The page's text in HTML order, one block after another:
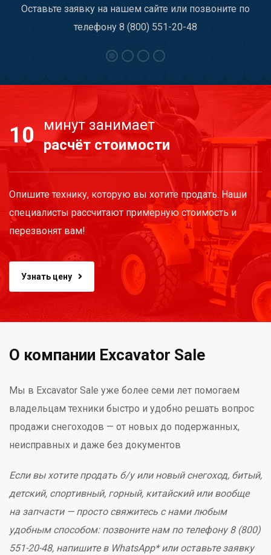
Оставьте заявку на нашем сайте или позвоните по
телефону 8 (800) 551-20-48
10
минут занимает
расчёт стоимости
Опишите технику, которую вы хотите продать. Наши
специалисты рассчитают примерную стоимость и
перезвонят вам!
Узнать цену
О компании Excavator Sale
Мы в Excavator Sale уже более семи лет помогаем
владельцам техники быстро и удобно решать вопрос
продажи снегоходов — от новых до подержанных,
неисправных и даже без документов
Если вы хотите продать б/у или новый снегоход, битый,
детский, спортивный, горный, китайский или вообще
на запчасти — просто свяжитесь с нами любым
удобным способом: позвоните нам по телефону 8 (800)
551-20-48, напишите в WhatsApp* или оставьте заявку